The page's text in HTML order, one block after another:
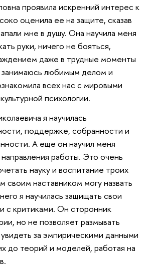
проявила искренний интерес к
оценила ее на защите, сказав
мне в душу. Она научила меня
руки, ничего не бояться,
даже в трудные моменты
занимаюсь любимым делом и
всех нас с мировыми
психологии.
я научилась
поддержке, собранности и
А еще он научил меня
работы. Это очень
науку и воспитание троих
своим наставником могу назвать
я научилась защищать свои
с критиками. Он сторонник
но не позволяет размывать
за эмпирическими данными
до теорий и моделей, работая на